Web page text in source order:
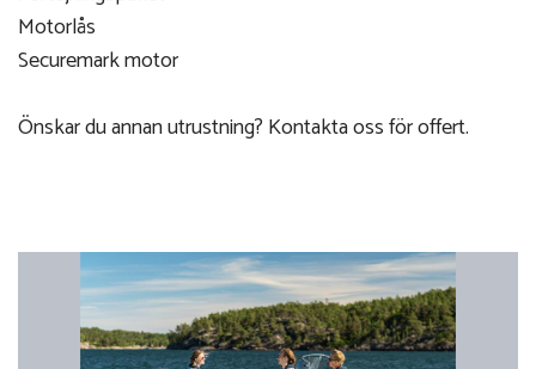
Motorlås
Securemark motor
Önskar du annan utrustning? Kontakta oss för offert.